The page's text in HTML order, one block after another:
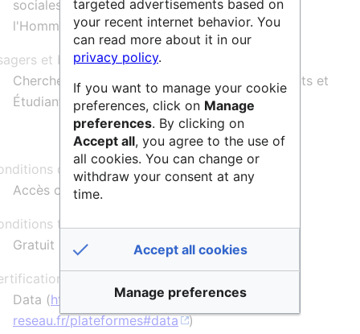
sociales rattachées à l'Institut des Sciences de
l'Homme de Lyon
et bénéficiaires :
Chercheurs, Enseignants-Chercheurs, Doctorants et
Étudiants en masters
d'usage :
Accès ouvert, sur demande préalable
tarifaires :
Gratuit
Label :
Data (https://www.msh-
reseau.fr/plateformes#data
)
targeted advertisements based on
your recent internet behavior. You
can read more about it in our
privacy policy.
If you want to manage your cookie
preferences, click on Manage
preferences. By clicking on
Accept all, you agree to the use of
all cookies. You can change or
withdraw your consent at any
time.
Accept all cookies
Manage preferences